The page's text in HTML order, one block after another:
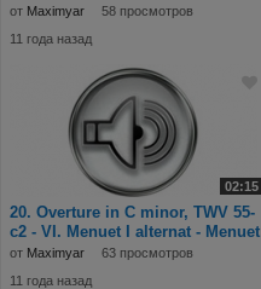
от Maximyar
58 просмотров
11 года назад
02:15
20. Overture in C minor, TWV 55-
c2 - VI. Menuet I alternat - Menuet
II
от Maximyar
63 просмотров
11 года назад